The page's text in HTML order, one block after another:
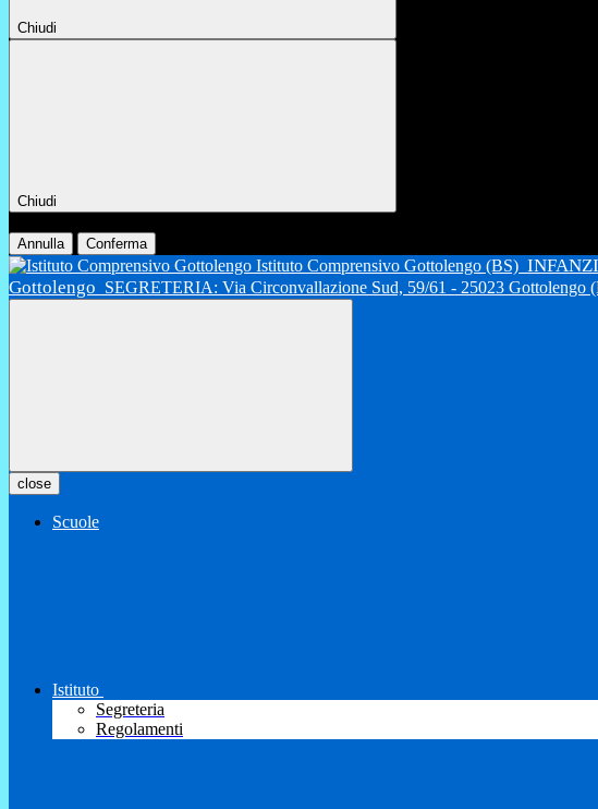
Chiudi
Chiudi
Annulla Conferma
Istituto Comprensivo Gottolengo (BS)
Gottolengo SEGRETERIA: Via Circonvallazione Sud, 59/61 - 25023 Gottolengo
close
Scuole
Istituto
Segreteria
Regolamenti